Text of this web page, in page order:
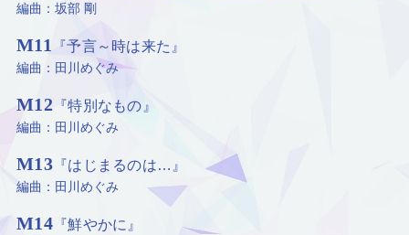
編曲：坂部 剛
M11 『予言～時は来た』
編曲：田川めぐみ
M12 『特別なもの』
編曲：田川めぐみ
M13『はじまるのは…』
編曲：田川めぐみ
M14『鮮やかに』